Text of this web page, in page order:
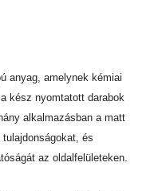
anyag, amelynek kémiai
kész nyomtatott darabok
alkalmazásban a matt
és
az oldalfelületeken.